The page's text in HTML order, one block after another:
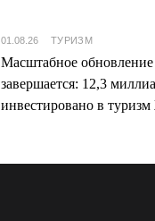
01.08.26 ТУРИЗМ
Масштабное
завершается: 12,3
инвестировано в туризм